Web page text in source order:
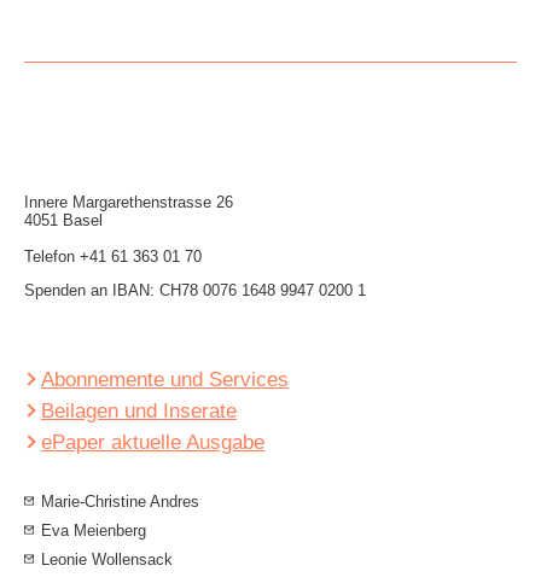
Innere Mar­garethen­strasse 26
4051 Basel
Telefon +41 61 363 01 70
Spenden an IBAN: CH78 0076 1648 9947 0200 1
Abonnemente und Services
Beilagen und Inserate
ePaper aktuelle Ausgabe
Marie-Christine Andres
Eva Meienberg
Leonie Wollensack